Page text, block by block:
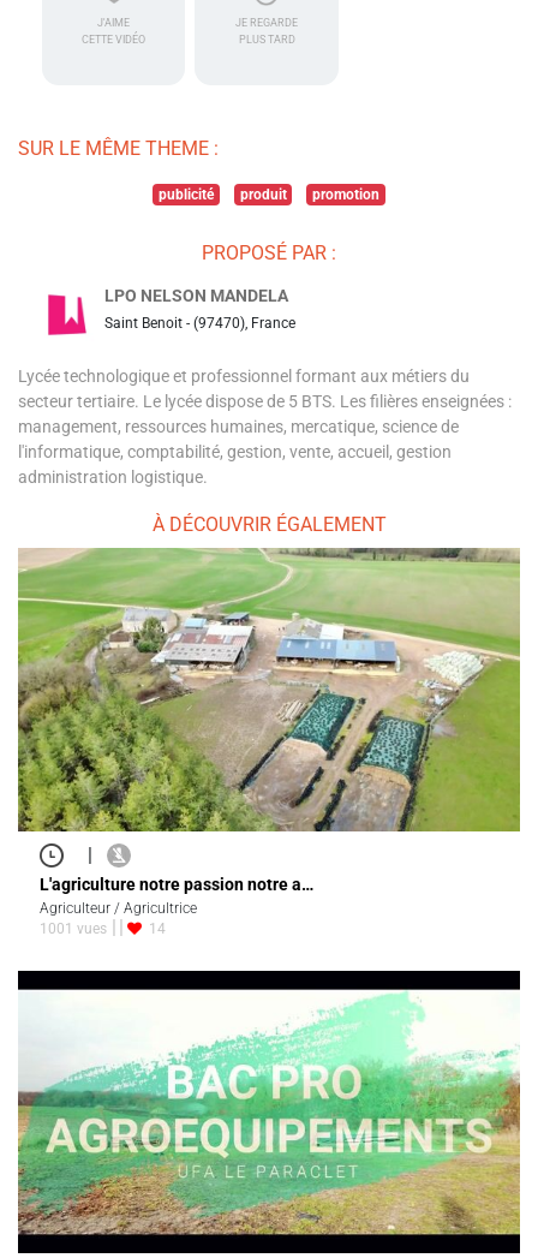
J'AIME
CETTE VIDÉO
JE REGARDE
PLUS TARD
SUR LE MÊME THEME :
publicité produit promotion
PROPOSÉ PAR :
LPO NELSON MANDELA
Saint Benoit - (97470), France
Lycée technologique et professionnel formant aux métiers du
secteur tertiaire. Le lycée dispose de 5 BTS. Les filières enseignées :
management, ressources humaines, mercatique, science de
l'informatique, comptabilité, gestion, vente, accueil, gestion
administration logistique.
À DÉCOUVRIR ÉGALEMENT
|
L'agriculture notre passion notre a…
Agriculteur / Agricultrice
1001 vues
14